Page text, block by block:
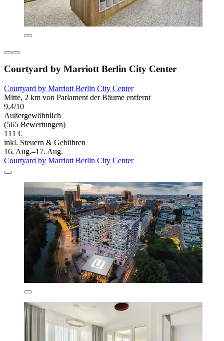
Courtyard by Marriott Berlin City Center
Courtyard by Marriott Berlin City Center
Mitte, 2 km von Parlament der Bäume entfernt
9,4/10
Außergewöhnlich
(565 Bewertungen)
111 €
inkl. Steuern & Gebühren
16. Aug.–17. Aug.
Courtyard by Marriott Berlin City Center